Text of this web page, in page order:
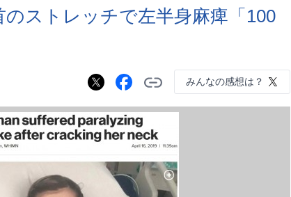
ストレッチで左半身麻痺「100
みんなの感想は？